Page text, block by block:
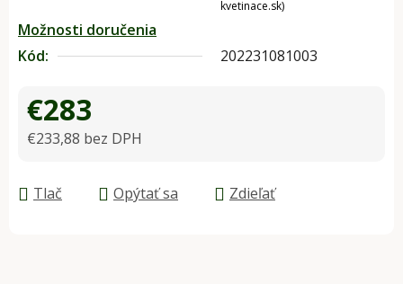
kvetinace.sk)
Možnosti doručenia
Kód:
202231081003
€283
€233,88 bez DPH
Tlač
Opýtať sa Zdieľať